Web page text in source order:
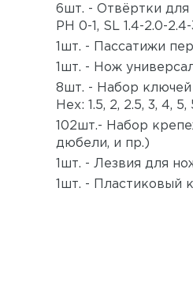
6шт. - Отвёртки для
PH 0-1, SL 1.4-2.0-
1шт. - Пассатижи
1шт. - Нож
8шт. - Набор ключей
Hex: 1.5, 2, 2.5, 3, 4,
102шт.- Набор
дюбели, и пр.)
1шт. - Лезвия для
1шт. - Пластиковый